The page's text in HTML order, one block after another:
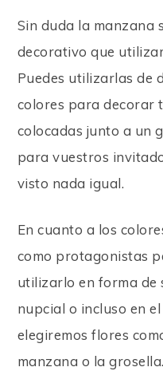
Sin duda la manzana
decorativo que
Puedes utilizarlas de
colores para decorar
colocadas junto a un
para vuestros
visto nada igual.
En cuanto a los
como protagonistas
utilizarlo en forma
nupcial o incluso en
elegiremos flores
manzana o la